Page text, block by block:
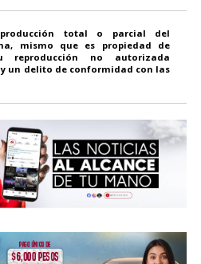
total o parcial del
mismo que es propiedad de
reproducción no autorizada
un delito de conformidad con las